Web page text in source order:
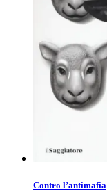
Contro l’antimafia